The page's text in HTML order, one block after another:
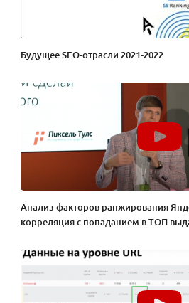
Будущее SEO-отрасли 2021-2022
Анализ факторов ранжирования
корреляция с попаданием в ТОП